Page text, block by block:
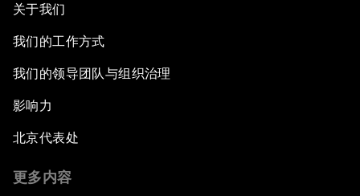
关于我们
我们的工作方式
我们的领导团队与组织治理
影响力
北京代表处
更多内容